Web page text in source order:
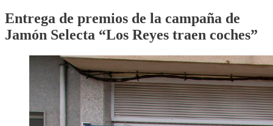
Entrega de premios de la campaña de
Jamón Selecta “Los Reyes traen coches”